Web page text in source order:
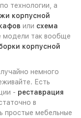
технологии, а
корпусной
или схема
модели так вообще
корпусной
немного
Есть
- реставрация
в
простые мебельные